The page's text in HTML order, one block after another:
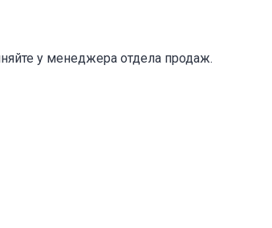
у менеджера отдела продаж.